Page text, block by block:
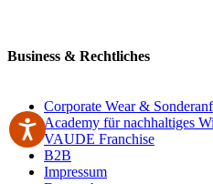
Business & Rechtliches
Corporate Wear &
Academy für nachhaltiges
VAUDE Franchise
B2B
Impressum